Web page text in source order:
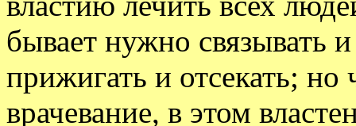
бывает нужно связывать
прижигать и отсекать;
врачевание, в этом